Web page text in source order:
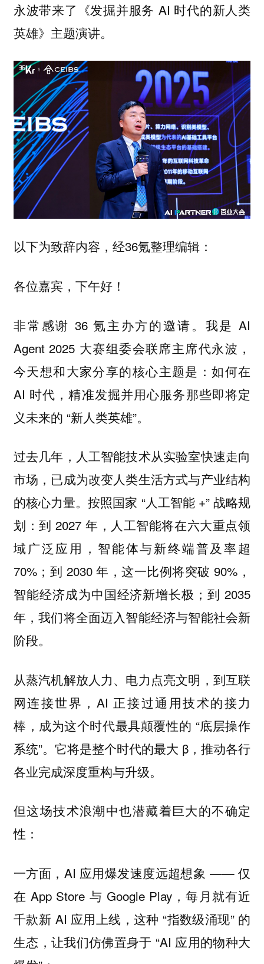
永波带来了《发掘并服务 AI 时代的新人类
英雄》主题演讲。
以下为致辞内容，经36氪整理编辑：
各位嘉宾，下午好！
非常感谢 36 氪主办方的邀请。我是 AI
Agent 2025 大赛组委会联席主席代永波，
今天想和大家分享的核心主题是：如何在
AI 时代，精准发掘并用心服务那些即将定
义未来的 “新人类英雄”。
过去几年，人工智能技术从实验室快速走向
市场，已成为改变人类生活方式与产业结构
的核心力量。按照国家 “人工智能 +” 战略规
划：到 2027 年，人工智能将在六大重点领
域广泛应用，智能体与新终端普及率超
70%；到 2030 年，这一比例将突破 90%，
智能经济成为中国经济新增长极；到 2035
年，我们将全面迈入智能经济与智能社会新
阶段。
从蒸汽机解放人力、电力点亮文明，到互联
网连接世界，AI 正接过通用技术的接力
棒，成为这个时代最具颠覆性的 “底层操作
系统”。它将是整个时代的最大 β，推动各行
各业完成深度重构与升级。
但这场技术浪潮中也潜藏着巨大的不确定
性：
一方面，AI 应用爆发速度远超想象 —— 仅
在 App Store 与 Google Play，每月就有近
千款新 AI 应用上线，这种 “指数级涌现” 的
生态，让我们仿佛置身于 “AI 应用的物种大